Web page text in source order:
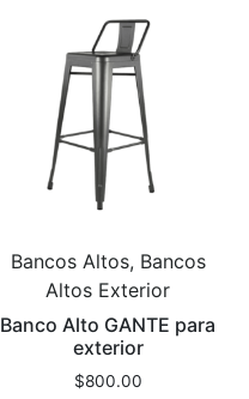
Bancos Altos, Bancos
Altos Exterior
Banco Alto GANTE para
exterior
$800.00